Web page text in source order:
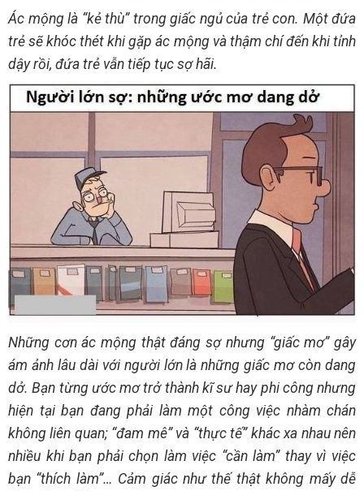
Ác mộng là “kẻ thù” trong giấc ngủ của trẻ con. Một đứa
trẻ sẽ khóc thét khi gặp ác mộng và thậm chí đến khi tỉnh
dậy rồi, đứa trẻ vẫn tiếp tục sợ hãi.
Những cơn ác mộng thật đáng sợ nhưng “giấc mơ” gây
ám ảnh lâu dài với người lớn là những giấc mơ còn dang
dở. Bạn từng ước mơ trở thành kĩ sư hay phi công nhưng
hiện tại bạn đang phải làm một công việc nhàm chán
không liên quan; “đam mê” và “thực tế” khác xa nhau nên
nhiều khi bạn phải chọn làm việc “cần làm” thay vì việc
bạn “thích làm”… Cảm giác như thế thật không mấy dễ